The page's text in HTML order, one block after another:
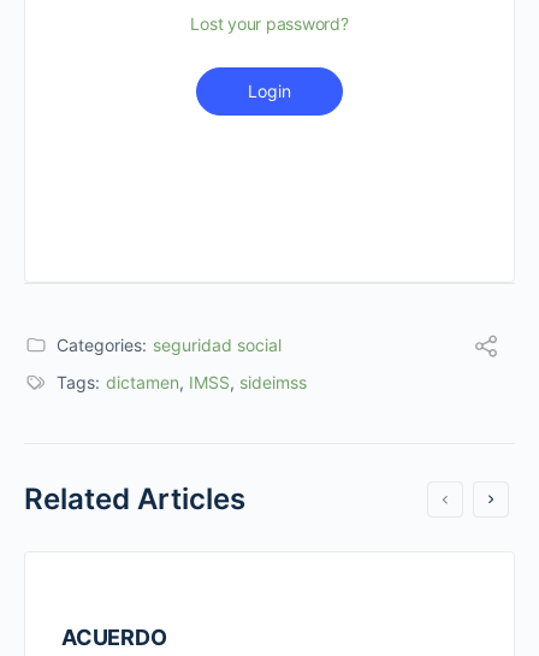
Lost your password?
Login
Categories: seguridad social
Tags: dictamen, IMSS, sideimss
Related Articles
ACUERDO